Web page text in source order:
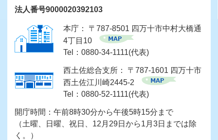
法人番号9000020392103
本庁： 〒787-8501 四万十市中村大橋通
4丁目10
Tel：0880-34-1111(代表)
西土佐総合支所： 〒787-1601 四万十市
西土佐江川崎2445-2
Tel：0880-52-1111(代表)
開庁時間：午前8時30分から午後5時15分まで
（土曜、日曜、祝日、12月29日から1月3日までは除
く。）